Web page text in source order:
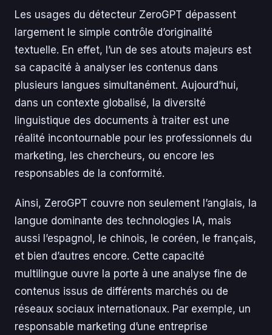
Les usages du détecteur ZeroGPT dépassent
largement le simple contrôle d’originalité
textuelle. En effet, l’un de ses atouts majeurs est
sa capacité à analyser les contenus dans
plusieurs langues simultanément. Aujourd’hui,
dans un contexte globalisé, la diversité
linguistique des documents à traiter est une
réalité incontournable pour les professionnels du
marketing, les chercheurs, ou encore les
responsables de la conformité.
Ainsi, ZeroGPT couvre non seulement l’anglais, la
langue dominante des technologies IA, mais
aussi l’espagnol, le chinois, le coréen, le français,
et bien d’autres encore. Cette capacité
multilingue ouvre la porte à une analyse fine de
contenus issus de différents marchés ou de
réseaux sociaux internationaux. Par exemple, un
responsable marketing d’une entreprise